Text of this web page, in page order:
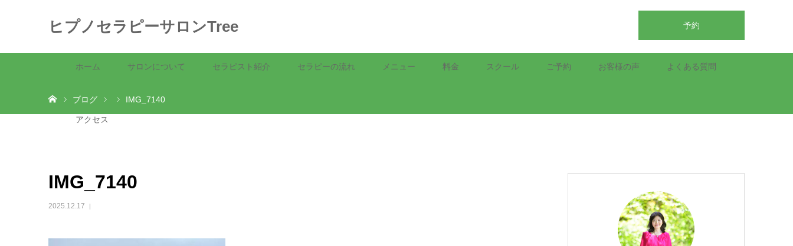
ヒプノセラピーサロンTree 予約
ホーム サロンについて セラピスト紹介 セラピーの流れ メニュー 料金 スクール ご予約 お客様の声 よくある質問
アクセス
ブログ IMG_7140
IMG_7140
2025.12.17